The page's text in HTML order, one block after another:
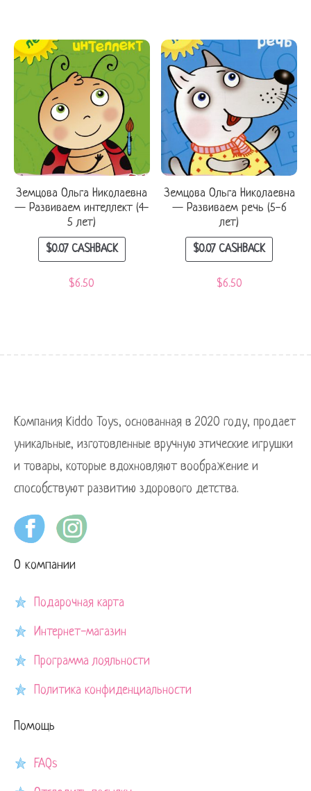
Земцова Ольга Николаевна
— Развиваем интеллект (4-
5 лет)
$0.07CASHBACK
$6.50
Земцова Ольга Николаевна
— Развиваем речь (5-6
лет)
$0.07CASHBACK
$6.50
Компания Kiddo Toys, основанная в 2020 году, продает
уникальные, изготовленные вручную этические игрушки
и товары, которые вдохновляют воображение и
способствуют развитию здорового детства.
О компании
Подарочная карта
Интернет-магазин
Программа лояльности
Политика конфиденциальности
Помощь
FAQs